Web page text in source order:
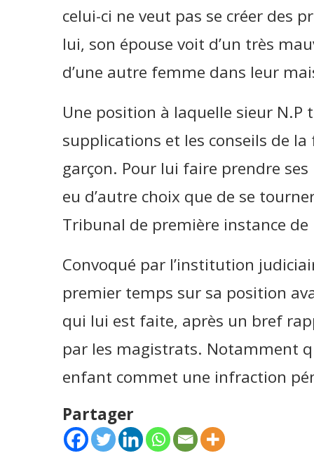
celui-ci ne veut pas se créer des
lui, son épouse voit d’un très
d’une autre femme dans leur
Une position à laquelle sieur
supplications et les conseils de
garçon. Pour lui faire prendre
eu d’autre choix que de se
Tribunal de première instance de
Convoqué par l’institution
premier temps sur sa position
qui lui est faite, après un bref
par les magistrats. Notamment
enfant commet une infraction
Partager